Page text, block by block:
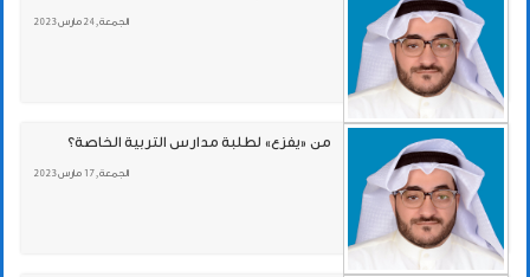
الجمعة , 24 مارس 2023
من «يفزع» لطلبة مدارس التربية الخاصة؟
الجمعة , 17 مارس 2023